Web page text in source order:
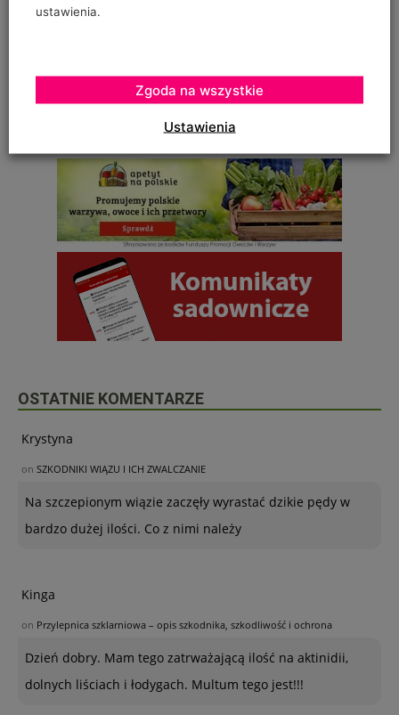
I have read and accepted the
OSTATNIE KOMENTARZE
Krystyna
on SZKODNIKI WIĄZU I ICH ZWALCZANIE
Na szczepionym wiązie zaczęły wyrastać dzikie pędy w
bardzo dużej ilości. Co z nimi należy
Kinga
on Przylepnica szklarniowa – opis szkodnika, szkodliwość i ochrona
Dzień dobry. Mam tego zatrważającą ilość na aktinidii,
dolnych liściach i łodygach. Multum tego jest!!!
ustawienia.
Ustawienia
Zgoda na wszystkie